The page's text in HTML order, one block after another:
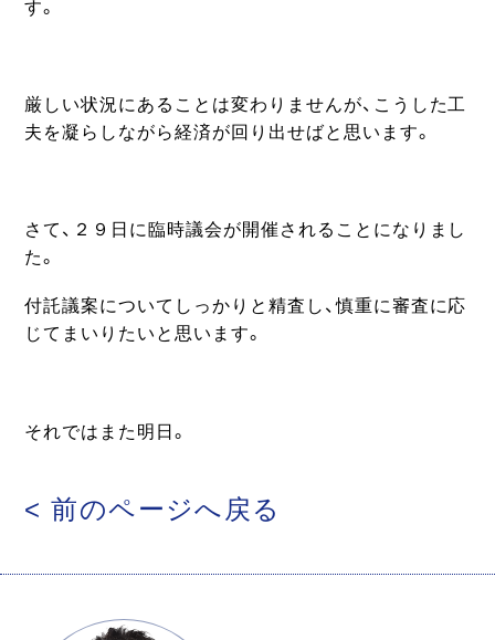
す。
厳しい状況にあることは変わりませんが、こうした工
夫を凝らしながら経済が回り出せばと思います。
さて、２９日に臨時議会が開催されることになりまし
た。
付託議案についてしっかりと精査し、慎重に審査に応
じてまいりたいと思います。
それではまた明日。
< 前のページへ戻る